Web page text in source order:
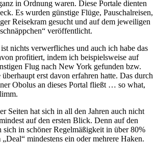
in Ordnung waren. Diese Portale dienten
Es wurden günstige Flüge, Pauschalreisen,
Reisekram gesucht und auf dem jeweiligen
veröffentlicht.
nichts verwerfliches und auch ich habe das
profitiert, indem ich beispielsweise auf
Flug nach New York gefunden bzw.
erst davon erfahren hatte. Das durch
Obolus an dieses Portal fließt … so what,
Seiten hat sich in all den Jahren auch nicht
auf den ersten Blick. Denn auf den
in schöner Regelmäßigkeit in über 80%
mindestens ein oder mehrere Haken.